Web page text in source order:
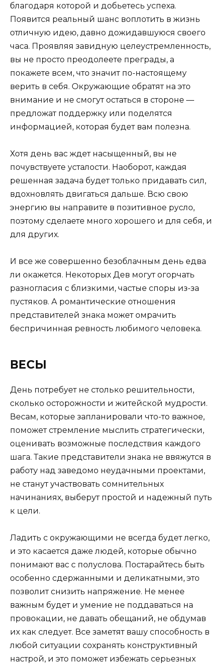
благодаря которой и добьетесь успеха.
Появится реальный шанс воплотить в жизнь
отличную идею, давно дожидавшуюся своего
часа. Проявляя завидную целеустремленность,
вы не просто преодолеете преграды, а
покажете всем, что значит по-настоящему
верить в себя. Окружающие обратят на это
внимание и не смогут остаться в стороне —
предложат поддержку или поделятся
информацией, которая будет вам полезна.
Хотя день вас ждет насыщенный, вы не
почувствуете усталости. Наоборот, каждая
решенная задача будет только придавать сил,
вдохновлять двигаться дальше. Всю свою
энергию вы направите в позитивное русло,
поэтому сделаете много хорошего и для себя, и
для других.
И все же совершенно безоблачным день едва
ли окажется. Некоторых Дев могут огорчать
разногласия с близкими, частые споры из-за
пустяков. А романтические отношения
представителей знака может омрачить
беспричинная ревность любимого человека.
ВЕСЫ
День потребует не столько решительности,
сколько осторожности и житейской мудрости.
Весам, которые запланировали что-то важное,
поможет стремление мыслить стратегически,
оценивать возможные последствия каждого
шага. Такие представители знака не ввяжутся в
работу над заведомо неудачными проектами,
не станут участвовать сомнительных
начинаниях, выберут простой и надежный путь
к цели.
Ладить с окружающими не всегда будет легко,
и это касается даже людей, которые обычно
понимают вас с полуслова. Постарайтесь быть
особенно сдержанными и деликатными, это
позволит снизить напряжение. Не менее
важным будет и умение не поддаваться на
провокации, не давать обещаний, не обдумав
их как следует. Все заметят вашу способность в
любой ситуации сохранять конструктивный
настрой, и это поможет избежать серьезных